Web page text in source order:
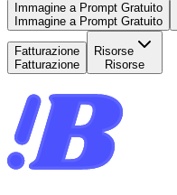
Immagine a Prompt Gratuito
Immagine a Prompt Gratuito
Fatturazione
Fatturazione
Risorse
Risorse